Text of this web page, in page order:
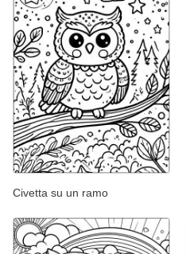
Civetta su un ramo